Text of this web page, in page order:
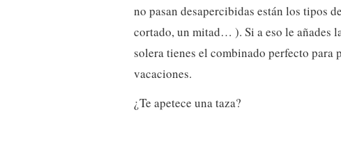
no pasan desapercibidas están los tipos
cortado, un mitad… ). Si a eso le añades
solera tienes el combinado perfecto para
vacaciones.
¿Te apetece una taza?